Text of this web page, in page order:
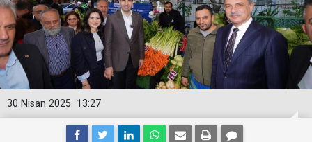
13:27
30 Nisan 2025